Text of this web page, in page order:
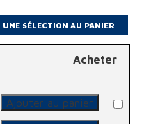
Acheter
quantité
de
RM
Ajouter au panier